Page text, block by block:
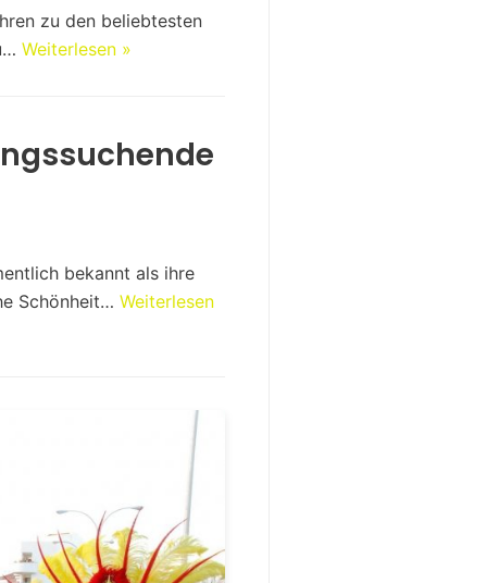
zu den beliebtesten
Weiterlesen »
bekannt als ihre
Schönheit… Weiterlesen